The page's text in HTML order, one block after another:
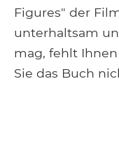
Figures" der
unterhaltsam
mag, fehlt
Sie das Buch